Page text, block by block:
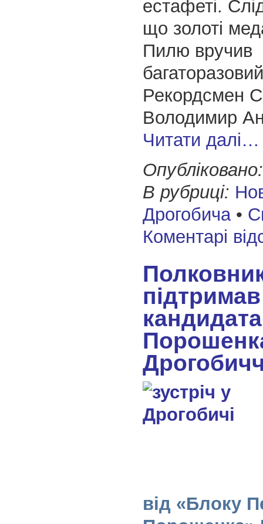
естафеті.
що золоті
Пилю вручив
Рекордсмен
Володимир
Читати далі…
Опубліковано:
В рубриці:
Дрогобича•
Коментарі
підтримав
від «Блоку